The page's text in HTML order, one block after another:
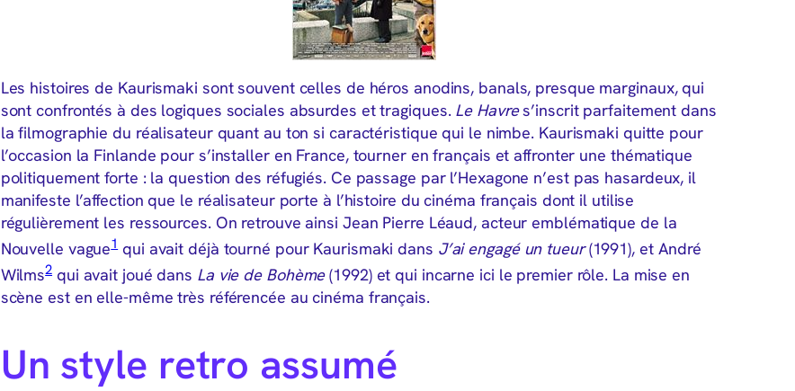
Les histoires de Kaurismaki sont souvent celles de héros anodins, banals, presque marginaux, qui
sont confrontés à des logiques sociales absurdes et tragiques. Le Havres’inscrit parfaitement dans
la filmographie du réalisateur quant au ton si caractéristique qui le nimbe. Kaurismaki quitte pour
l’occasion la Finlande pour s’installer en France, tourner en français et affronter une thématique
politiquement forte : la question des réfugiés. Ce passage par l’Hexagone n’est pas hasardeux, il
manifeste l’affection que le réalisateur porte à l’histoire du cinéma français dont il utilise
régulièrement les ressources. On retrouve ainsi Jean Pierre Léaud, acteur emblématique de la
Nouvelle vague1qui avait déjà tourné pour Kaurismaki dans J’ai engagé un tueur(1991), et André
Wilms2 qui avait joué dans La vie de Bohème(1992) et qui incarne ici le premier rôle. La mise en
scène est en elle-même très référencée au cinéma français.
Un style retro assumé